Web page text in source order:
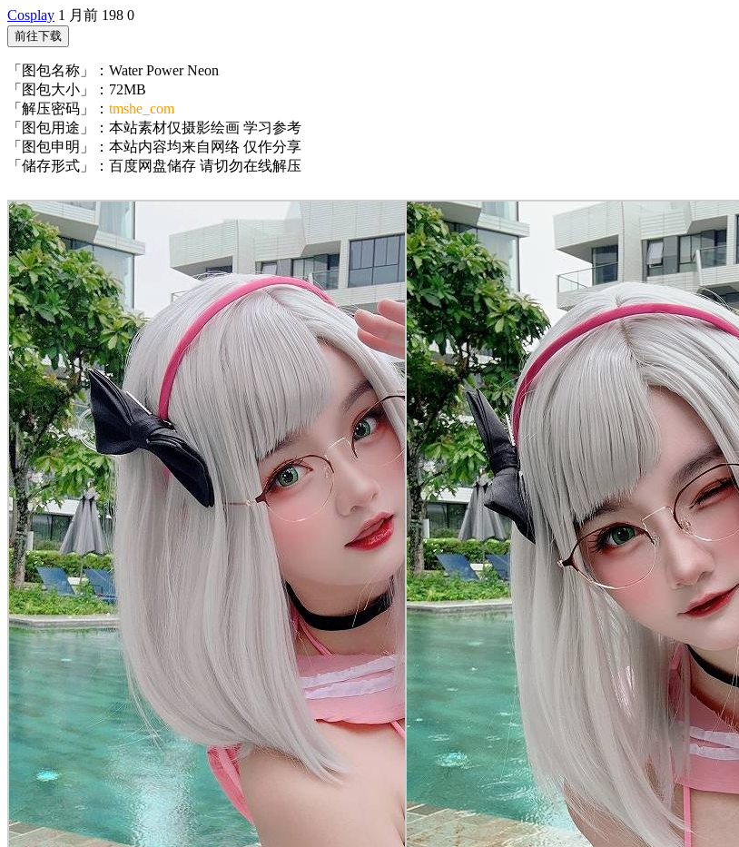
Cosplay 1 月前 198 0
前往下载
「图包名称」：Water Power Neon
「图包大小」：72MB
「解压密码」： tmshe_com
「图包用途」：本站素材仅摄影绘画 学习参考
「图包申明」：本站内容均来自网络 仅作分享
「储存形式」：百度网盘储存 请切勿在线解压